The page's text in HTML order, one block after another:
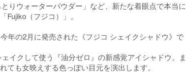
りウォーターパウダー」など、新たな着眼点で本当に
（フジコ）」。
年の2月に発売された《フジコ シェイクシャドウ》で
イクして使う『油分ゼロ』の新感覚アイシャドウ。ま
も女映えする色っぽい目元を演出します。